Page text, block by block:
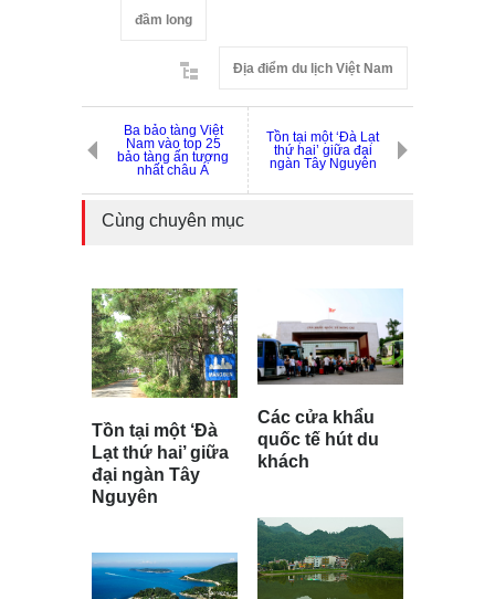
đầm long
Địa điểm du lịch Việt Nam
Ba bảo tàng Việt
Nam vào top 25
bảo tàng ấn tượng
nhất châu Á
Tồn tại một ‘Đà Lạt
thứ hai’ giữa đại
ngàn Tây Nguyên
Cùng chuyên mục
Tồn tại một ‘Đà
Lạt thứ hai’ giữa
đại ngàn Tây
Nguyên
Các cửa khẩu
quốc tế hút du
khách